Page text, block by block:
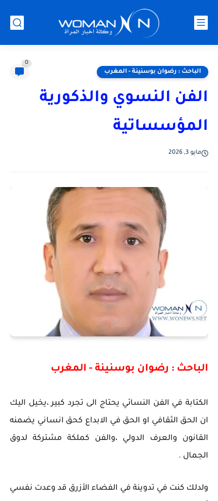
الباحث : رضوان بوسنينة - المغرب
0
الفن النسوي والذكورية
المؤسساتية
مايو 3, 2026
الباحث : رضوان بوسنينة - المغرب
الكتابة في الفن النسائي يحتاج الى تجرد كبير ،يخيل اليك
ان الحق الثقافي او الحق في الابداع كحق انساني يضمنه
القانون والعرف الدولي ،والفن كملكة مشتركة لدوق
الجمال .
ولدلك كنت في تدوينة في الفضاء الأزرق قد وعدت نفسي